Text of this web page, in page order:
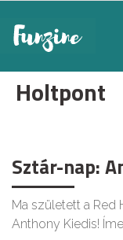
Holtpont
Sztár-nap:
Ma született a Red
Anthony Kiedis!